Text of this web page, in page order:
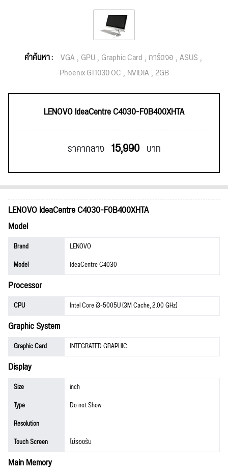
คำค้นหา : VGA GPU Graphic Card การ์ดจอ ASUS
Phoenix GT1030 OC NVIDIA 2GB
LENOVO IdeaCentre C4030-F0B400XHTA
ราคากลาง 15,990 บาท
LENOVO IdeaCentre C4030-F0B400XHTA
Model
Brand
LENOVO
Model
IdeaCentre C4030
Processor
CPU Intel Core i3-5005U (3M Cache, 2.00 GHz)
Graphic System
Graphic Card INTEGRATED GRAPHIC
Display
Size
inch
Type
Do not Show
Resolution
Touch Screen
ไม่รองรับ
Main Memory